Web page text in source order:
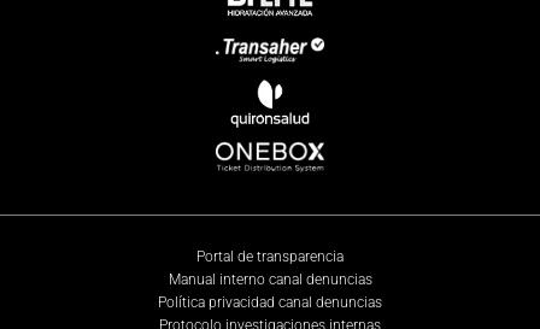
Portal de transparencia
Manual interno canal denuncias
Política privacidad canal denuncias
Protocolo investigaciones internas